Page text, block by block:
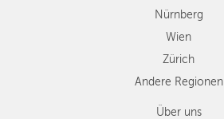
Nürnberg
Wien
Zürich
Andere Regionen
Über uns